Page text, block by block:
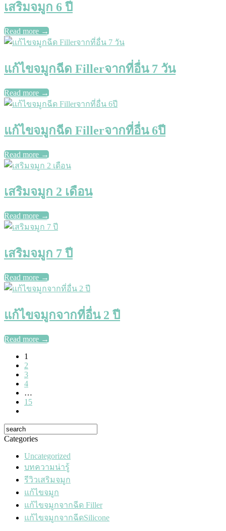
เสริมจมูก 6 ปี
Read more →
แก้ไขจมูกฉีด Fillerจากที่อื่น 7 วัน
Read more →
แก้ไขจมูกฉีด Fillerจากที่อื่น 6ปี
Read more →
เสริมจมูก 2 เดือน
Read more →
เสริมจมูก 7 ปี
Read more →
แก้ไขจมูกจากที่อื่น 2 ปี
Read more →
1
2
3
4
…
15
Categories
Uncategorized
บทความน่ารู้
รีวิวเสริมจมูก
แก้ไขจมูก
แก้ไขจมูกจากฉีด Filler
แก้ไขจมูกจากฉีดSilicone